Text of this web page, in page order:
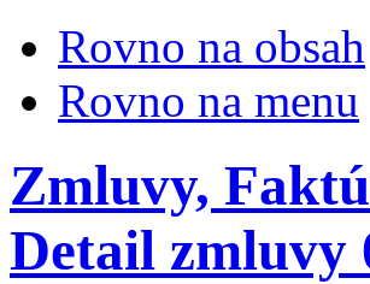
Rovno na obsah
Rovno na menu
Zmluvy,
Detail zmluvy